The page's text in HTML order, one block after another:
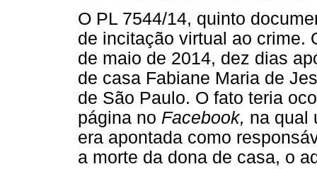
O PL 7544/14, quinto
de incitação virtual ao crime.
de maio de 2014, dez dias
de casa Fabiane Maria de
de São Paulo. O fato teria
página no Facebook, na qual
era apontada como
a morte da dona de casa, o